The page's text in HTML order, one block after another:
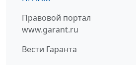
Правовой портал
www.garant.ru
Вести Гаранта